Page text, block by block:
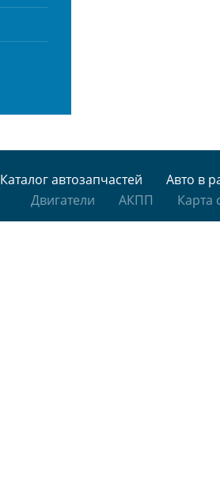
Каталог автозапчастей
Авто в
Двигатели
АКПП Карта